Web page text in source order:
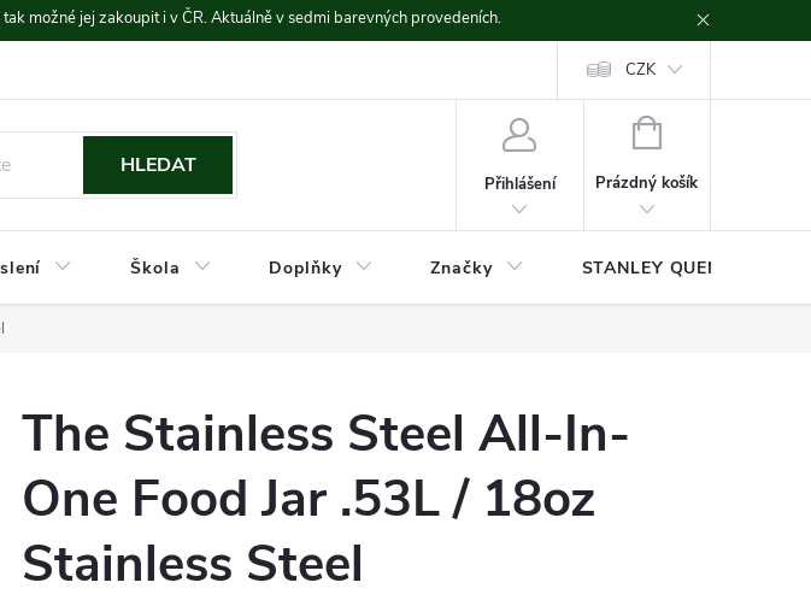
možné jej zakoupit i v ČR. Aktuálně v sedmi barevných provedeních.
CZK
HLEDAT
Přihlášení
NÁKUPNÍ
Prázdný košík
Škola Doplňky Značky STANLEY QUENCHER
The Stainless Steel All-In-
One Food Jar .53L / 18oz
Stainless Steel